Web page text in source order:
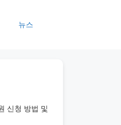
뉴스
신청 방법 및